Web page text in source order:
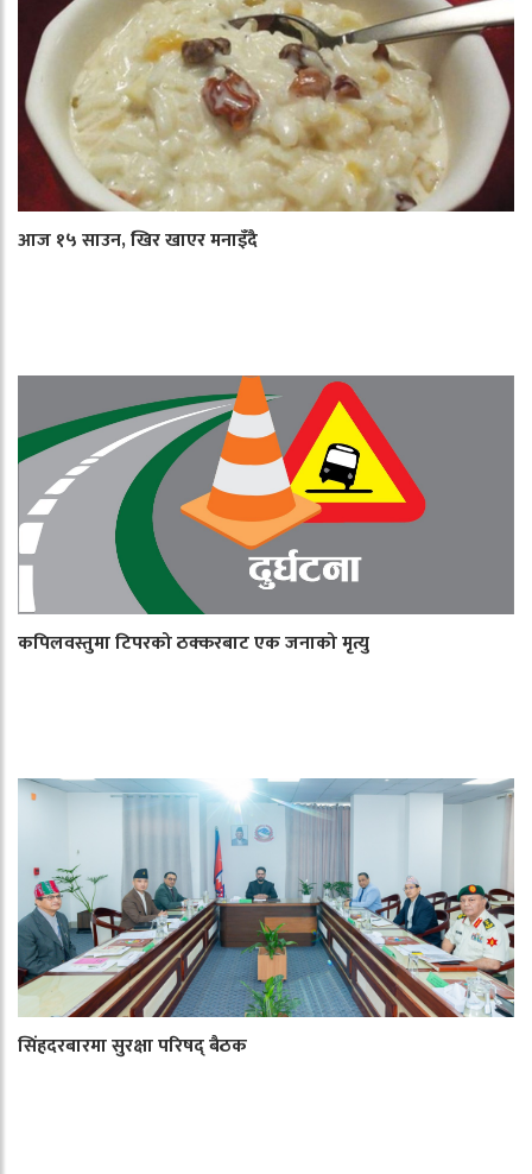
आज १५ साउन, खिर खाएर मनाइँदै
कपिलवस्तुमा टिपरको ठक्करबाट एक जनाको मृत्यु
सिंहदरबारमा सुरक्षा परिषद् बैठक